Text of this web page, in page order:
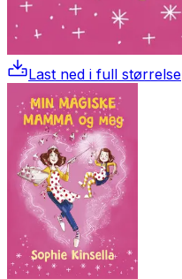
Last ned i full størrelse